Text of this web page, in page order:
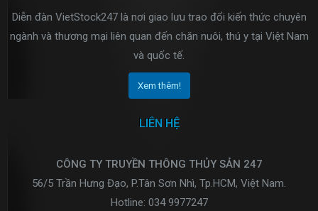
Diễn đàn VietStock247 là nơi giao lưu trao đổi kiến thức chuyên
ngành và thương mại liên quan đến chăn nuôi, thú y tại Việt Nam
và quốc tế.
Xem thêm!
LIÊN HỆ
CÔNG TY TRUYỀN THÔNG THỦY SẢN 247
56/5 Trần Hưng Đạo, P.Tân Sơn Nhì, Tp.HCM, Việt Nam.
Hotline: 034 9977247